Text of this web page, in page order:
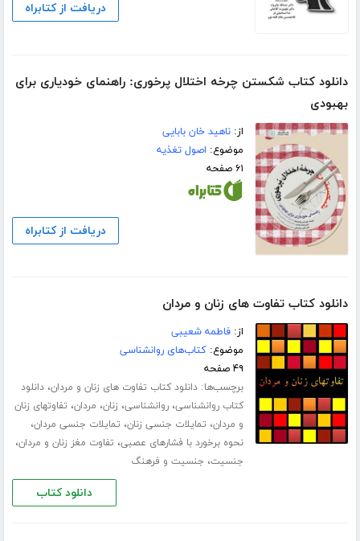
دریافت از کتابراه
دانلود کتاب شکستن چرخه اختلال پرخوری: راهنمای خودیاری برای
بهبودی
از:ناهید خان بابایی
موضوع: اصول تغذیه
۶۱ صفحه
دریافت از کتابراه
دانلود کتاب تفاوت های زنان و مردان
از:فاطمه شعیبی
موضوع:کتاب‌های روانشناسی
۴۹ صفحه
برچسب‌ها:دانلود کتاب تفاوت های زنان و مردان،دانلود
کتاب روانشناسی،روانشناسی، زنان، مردان، تفاوتهای زنان
و مردان، تمایلات جنسی زنان، تمایلات جنسی مردان،
نحوه برخورد با فشارهای عصبی، تفاوت مغز زنان و مردان،
جنسیت، جنسیت و فرهنگ
دانلود کتاب